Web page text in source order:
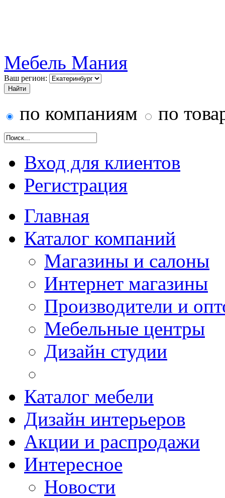
Мебель Мания
Ваш регион:
по компаниям по
Вход для клиентов
Регистрация
Главная
Каталог компаний
Магазины и салоны
Интернет магазины
Производители и
Мебельные центры
Дизайн студии
Каталог мебели
Дизайн интерьеров
Акции и распродажи
Интересное
Новости